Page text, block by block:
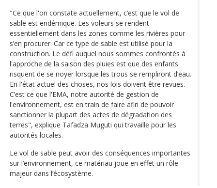
"Ce que l'on constate actuellement, c’est que le vol de
sable est endémique. Les voleurs se rendent
essentiellement dans les zones comme les rivières pour
s’en procurer. Car ce type de sable est utilisé pour la
construction. Le défi auquel nous sommes confrontés à
l'approche de la saison des pluies est que des enfants
risquent de se noyer lorsque les trous se rempliront d’eau.
En l'état actuel des choses, nos lois doivent être revues.
C’est ce que l'EMA, notre autorité de gestion de
l'environnement, est en train de faire afin de pouvoir
sanctionner la plupart des actes de dégradation des
terres", explique Tafadza Muguti qui travaille pour les
autorités locales.
Le vol de sable peut avoir des conséquences importantes
sur l’environnement, ce matériau joue en effet un rôle
majeur dans l’écosystème.